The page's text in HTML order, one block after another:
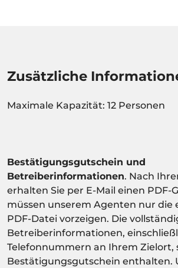
Zusätzliche
Maximale Kapazität: 12 Personen
Bestätigungsgutschein und
Betreiberinformationen. Nach
erhalten Sie per E-Mail einen PDF-
müssen unserem Agenten nur die
PDF-Datei vorzeigen. Die
Betreiberinformationen,
Telefonnummern an Ihrem Zielort,
Bestätigungsgutschein enthalten.